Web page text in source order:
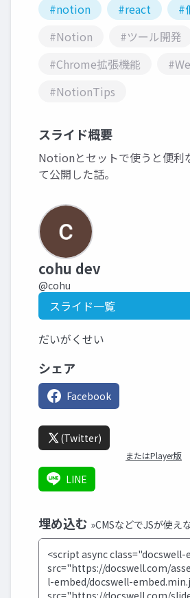
#notion #react
#
#Notion
#ツール開発
#Chrome拡張機能
#NotionTips
スライド概要
Notionとセットで使うと便利
て公開した話。
cohu dev
@cohu
スライド一覧
だいがくせい
シェア
Facebook
(Twitter)
またはPlayer版
LINE
埋め込む »CMSなどでJSが使え